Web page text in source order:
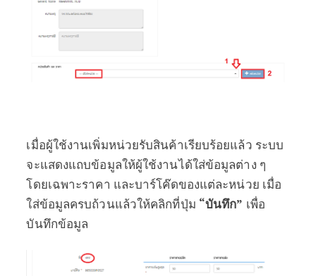
เมื่อผู้ใช้งานเพิ่มหน่วยรับสินค้าเรียบร้อยแล้ว ระบบ
จะแสดงแถบข้อมูลให้ผู้ใช้งานได้ใส่ข้อมูลต่าง ๆ
โดยเฉพาะราคา และบาร์โค๊ดของแต่ละหน่วย เมื่อ
ใส่ข้อมูลครบถ้วนแล้วให้คลิกที่ปุ่ม “บันทึก” เพื่อ
บันทึกข้อมูล